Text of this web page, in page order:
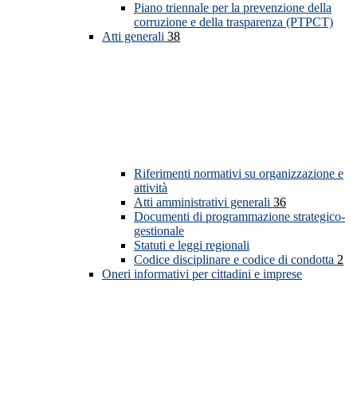
Piano triennale per la prevenzione della
corruzione e della trasparenza (PTPCT)
Atti generali 38
Riferimenti normativi su organizzazione e
attività
Atti amministrativi generali 36
Documenti di programmazione strategico-
gestionale
Statuti e leggi regionali
Codice disciplinare e codice di condotta 2
Oneri informativi per cittadini e imprese